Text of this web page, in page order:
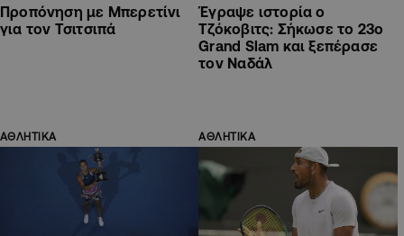
Προπόνηση με Μπερετίνι
για τον Τσιτσιπά
Έγραψε ιστορία ο
Τζόκοβιτς: Σήκωσε το 23ο
Grand Slam και ξεπέρασε
τον Ναδάλ
ΑΘΛΗΤΙΚΑ ΑΘΛΗΤΙΚΑ